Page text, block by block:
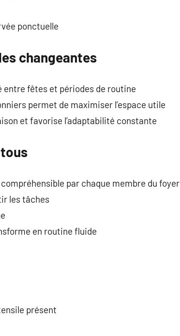
ponctuelle
changeantes
entre fêtes et périodes de routine
permet de maximiser l’espace utile
et favorise l’adaptabilité constante
par chaque membre du foyer
les tâches
en routine fluide
présent